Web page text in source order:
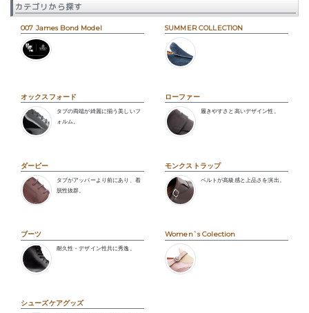
カテゴリから探す
007 James Bond Model SUMMER COLLECTION
オックスフォード
タブの両端が綺麗に揃う美しいフ
ォルム。
ローファー
履きやすさと高いデザイン性。
ダービー
タブがアッパーより前にあり、着
脱性抜群。
モンクストラップ
ベルトが高級感と上品さを演出。
ブーツ
耐久性・デザイン性共に秀逸。
Women`s Colection
シューズケアグッズ